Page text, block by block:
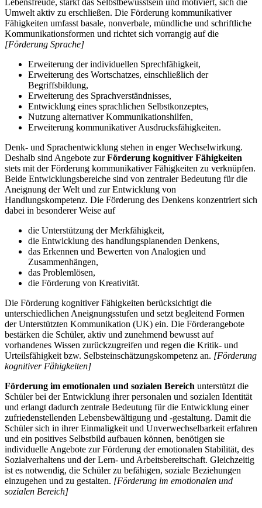
Umwelt aktiv zu erschließen. Die Förderung kommunikativer
Fähigkeiten umfasst basale, nonverbale, mündliche und schriftliche
Kommunikationsformen und richtet sich vorrangig auf die
[Förderung Sprache]
Erweiterung der individuellen Sprechfähigkeit,
Erweiterung des Wortschatzes, einschließlich der
Begriffsbildung,
Erweiterung des Sprachverständnisses,
Entwicklung eines sprachlichen Selbstkonzeptes,
Nutzung alternativer Kommunikationshilfen,
Erweiterung kommunikativer Ausdrucksfähigkeiten.
Denk- und Sprachentwicklung stehen in enger Wechselwirkung.
Deshalb sind Angebote zurFörderung kognitiver Fähigkeiten
stets mit der Förderung kommunikativer Fähigkeiten zu verknüpfen.
Beide Entwicklungsbereiche sind von zentraler Bedeutung für die
Aneignung der Welt und zur Entwicklung von
Handlungskompetenz. Die Förderung des Denkens konzentriert sich
dabei in besonderer Weise auf
die Unterstützung der Merkfähigkeit,
die Entwicklung des handlungsplanenden Denkens,
das Erkennen und Bewerten von Analogien und
Zusammenhängen,
das Problemlösen,
die Förderung von Kreativität.
Die Förderung kognitiver Fähigkeiten berücksichtigt die
unterschiedlichen Aneignungsstufen und setzt begleitend Formen
der Unterstützten Kommunikation (UK) ein. Die Förderangebote
bestärken die Schüler, aktiv und zunehmend bewusst auf
vorhandenes Wissen zurückzugreifen und regen die Kritik- und
Urteilsfähigkeit bzw. Selbsteinschätzungskompetenz an. [Förderung
kognitiver Fähigkeiten]
Förderung im emotionalen und sozialen Bereich unterstützt die
Schüler bei der Entwicklung ihrer personalen und sozialen Identität
und erlangt dadurch zentrale Bedeutung für die Entwicklung einer
zufriedenstellenden Lebensbewältigung und -gestaltung. Damit die
Schüler sich in ihrer Einmaligkeit und Unverwechselbarkeit erfahren
und ein positives Selbstbild aufbauen können, benötigen sie
individuelle Angebote zur Förderung der emotionalen Stabilität, des
Sozialverhaltens und der Lern- und Arbeitsbereitschaft. Gleichzeitig
ist es notwendig, die Schüler zu befähigen, soziale Beziehungen
einzugehen und zu gestalten. [Förderung im emotionalen und
sozialen Bereich]